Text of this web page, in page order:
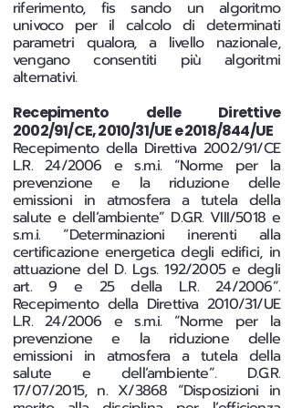
riferimento, fis sando un algoritmo
univoco per il calcolo di determinati
parametri qualora, a livello nazionale,
vengano consentiti più algoritmi
alternativi.
Recepimento delle Direttive
2002/91/CE, 2010/31/UE e 2018/844/UE
Recepimento della Direttiva 2002/91/CE
L.R. 24/2006 e s.m.i. “Norme per la
prevenzione e la riduzione delle
emissioni in atmosfera a tutela della
salute e dell’ambiente” D.G.R. VIII/5018 e
s.m.i. “Determinazioni inerenti alla
certificazione energetica degli edifici, in
attuazione del D. Lgs. 192/2005 e degli
art. 9 e 25 della L.R. 24/2006”.
Recepimento della Direttiva 2010/31/UE
L.R. 24/2006 e s.m.i. “Norme per la
prevenzione e la riduzione delle
emissioni in atmosfera a tutela della
salute e dell’ambiente”. D.G.R.
17/07/2015, n. X/3868 “Disposizioni in